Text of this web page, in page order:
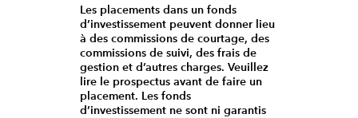
Les placements dans un fonds
d’investissement peuvent donner lieu
à des commissions de courtage, des
commissions de suivi, des frais de
gestion et d’autres charges. Veuillez
lire le prospectus avant de faire un
placement. Les fonds
d’investissement ne sont ni garantis